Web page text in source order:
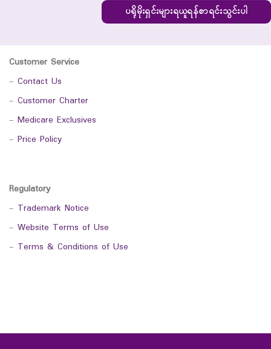
ပရိုမိုးရှင်းများရယူရန်စာရင်းသွင်းပါ
Customer Service
- Contact Us
- Customer Charter
- Medicare Exclusives
- Price Policy
Regulatory
- Trademark Notice
- Website Terms of Use
- Terms & Conditions of Use